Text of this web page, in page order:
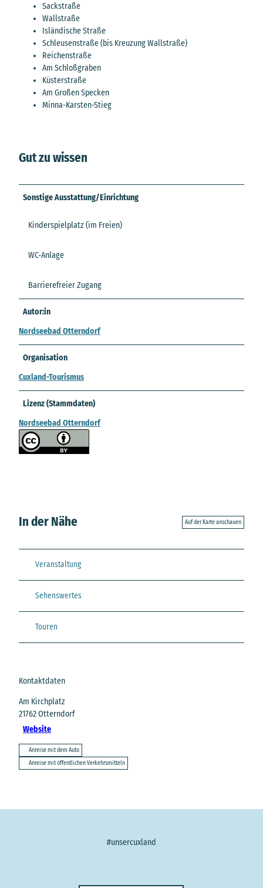
Sackstraße
Wallstraße
Isländische Straße
Schleusenstraße (bis Kreuzung Wallstraße)
Reichenstraße
Am Schloßgraben
Küsterstraße
Am Großen Specken
Minna-Karsten-Stieg
Gut zu wissen
Sonstige Ausstattung/Einrichtung
Kinderspielplatz (im Freien)
WC-Anlage
Barrierefreier Zugang
Autor:in
Nordseebad Otterndorf
Organisation
Cuxland-Tourismus
Lizenz (Stammdaten)
Nordseebad Otterndorf
In der Nähe Auf der Karte anschauen
Veranstaltung
Sehenswertes
Touren
Kontaktdaten
Am Kirchplatz
21762Otterndorf
Website
Anreise mit dem Auto
Anreise mit öffentlichen Verkehrsmitteln
#unsercuxland